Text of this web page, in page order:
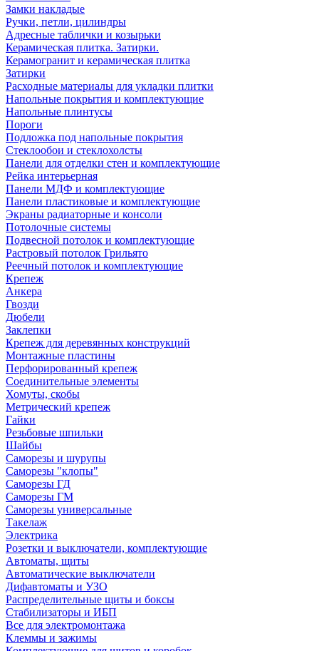
Замки накладые
Ручки, петли, цилиндры
Адресные таблички и козырьки
Керамическая плитка. Затирки.
Керамогранит и керамическая плитка
Затирки
Расходные материалы для укладки плитки
Напольные покрытия и комплектующие
Напольные плинтусы
Пороги
Подложка под напольные покрытия
Стеклообои и стеклохолсты
Панели для отделки стен и комплектующие
Рейка интерьерная
Панели МДФ и комплектующие
Панели пластиковые и комплектующие
Экраны радиаторные и консоли
Потолочные системы
Подвесной потолок и комплектующие
Растровый потолок Грильято
Реечный потолок и комплектующие
Крепеж
Анкера
Гвозди
Дюбели
Заклепки
Крепеж для деревянных конструкций
Монтажные пластины
Перфорированный крепеж
Соединительные элементы
Хомуты, скобы
Метрический крепеж
Гайки
Резьбовые шпильки
Шайбы
Саморезы и шурупы
Саморезы "клопы"
Саморезы ГД
Саморезы ГМ
Саморезы универсальные
Такелаж
Электрика
Розетки и выключатели, комплектующие
Автоматы, щиты
Автоматические выключатели
Дифавтоматы и УЗО
Распределительные щиты и боксы
Стабилизаторы и ИБП
Все для электромонтажа
Клеммы и зажимы